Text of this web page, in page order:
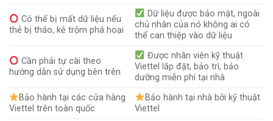
Có thể bị mất dữ liệu nếu
thẻ bị tháo, kẻ trộm phá hoại
Dữ liệu được bảo mật, ngoài
chủ nhân của nó không ai có
thể can thiệp vào dữ liệu
Cần phải tự cài theo
hướng dẫn sử dụng bên trên
Được nhân viên kỹ thuật
Viettel lắp đặt, bảo trì, bảo
dưỡng miễn phí tại nhà
Bảo hành tại các cửa hàng
Viettel trên toàn quốc
Bảo hành tại nhà bởi kỹ thuật
Viettel